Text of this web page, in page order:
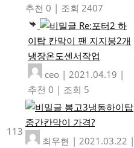
추천 0 | 조회 2407
Re:포터2 하
이탑 칸막이 팬 지지봉2개
냉장온도센서작업
ceo | 2021.04.19 |
추천 0 | 조회 5
113
봉고3냉동하이탑
중간칸막이 가격?
최우현 | 2021.03.22 |